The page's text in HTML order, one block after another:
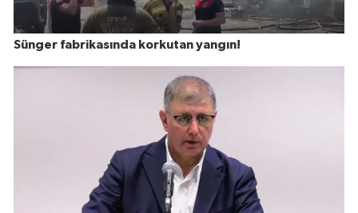
Sünger fabrikasında korkutan yangın!